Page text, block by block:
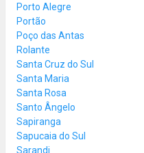
Porto Alegre
Portão
Poço das Antas
Rolante
Santa Cruz do Sul
Santa Maria
Santa Rosa
Santo Ângelo
Sapiranga
Sapucaia do Sul
Sarandi